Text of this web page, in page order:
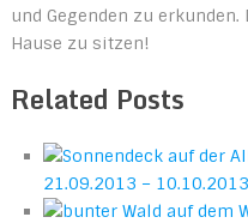
und Gegenden zu
Hause zu sitzen!
Related Posts
21.09.2013 –